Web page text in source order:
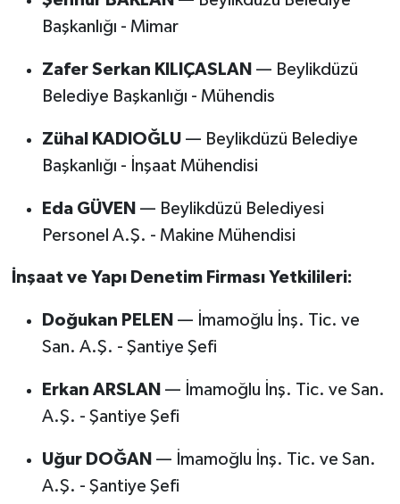
Başkanlığı - Mimar
Zafer Serkan KILIÇASLAN — Beylikdüzü
Belediye Başkanlığı - Mühendis
Zühal KADIOĞLU— Beylikdüzü Belediye
Başkanlığı - İnşaat Mühendisi
Eda GÜVEN — Beylikdüzü Belediyesi
Personel A.Ş. - Makine Mühendisi
İnşaat ve Yapı Denetim Firması Yetkilileri:
Doğukan PELEN — İmamoğlu İnş. Tic. ve
San. A.Ş. - Şantiye Şefi
Erkan ARSLAN — İmamoğlu İnş. Tic. ve San.
A.Ş. - Şantiye Şefi
Uğur DOĞAN — İmamoğlu İnş. Tic. ve San.
A.Ş. - Şantiye Şefi